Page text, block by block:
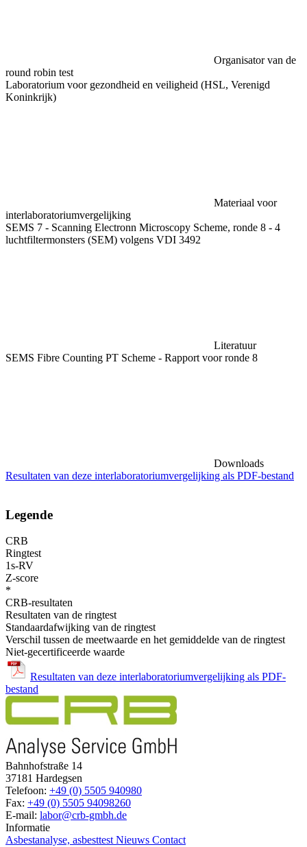
Organisator van de
round robin test
Laboratorium voor gezondheid en veiligheid (HSL, Verenigd
Koninkrijk)
Materiaal voor
interlaboratoriumvergelijking
SEMS 7 - Scanning Electronn Microscopy Scheme, ronde 8 - 4
luchtfiltermonsters (SEM) volgens VDI 3492
Literatuur
SEMS Fibre Counting PT Scheme - Rapport voor ronde 8
Downloads
Resultaten van deze interlaboratoriumvergelijking als PDF-bestand
Legende
CRB
Ringtest
1s-RV
Z-score
*
CRB-resultaten
Resultaten van de ringtest
Standaardafwijking van de ringtest
Verschil tussen de meetwaarde en het gemiddelde van de ringtest
Niet-gecertificeerde waarde
Resultaten van deze interlaboratoriumvergelijking als PDF-
bestand
Bahnhofstraße 14
37181 Hardegsen
Telefoon: +49 (0) 5505 940980
Fax: +49 (0) 5505 94098260
E-mail: labor@crb-gmbh.de
Informatie
Asbestanalyse, asbesttest Nieuws Contact